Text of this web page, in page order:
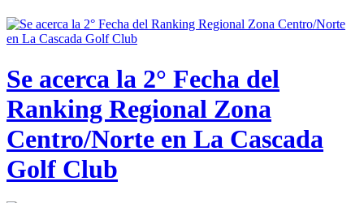
Se acerca la 2° Fecha del
Ranking Regional Zona
Centro/Norte en La Cascada
Golf Club